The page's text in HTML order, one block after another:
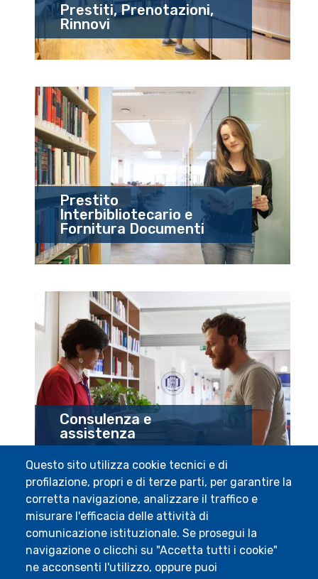
Questo sito utilizza cookie tecnici e di
profilazione, propri e di terze parti, per garantire la
corretta navigazione, analizzare il traffico e
misurare l'efficacia delle attività di
comunicazione istituzionale. Se prosegui la
navigazione o clicchi su "Accetta tutti i cookie"
ne acconsenti l'utilizzo, oppure puoi
Prestiti, Prenotazioni,
Rinnovi
Prestito
Interbibliotecario e
Fornitura Documenti
Consulenza e
assistenza